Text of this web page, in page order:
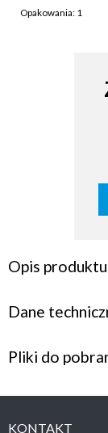
Opakowania: 1
Opis produktu
Dane
Pliki do
KONTAKT